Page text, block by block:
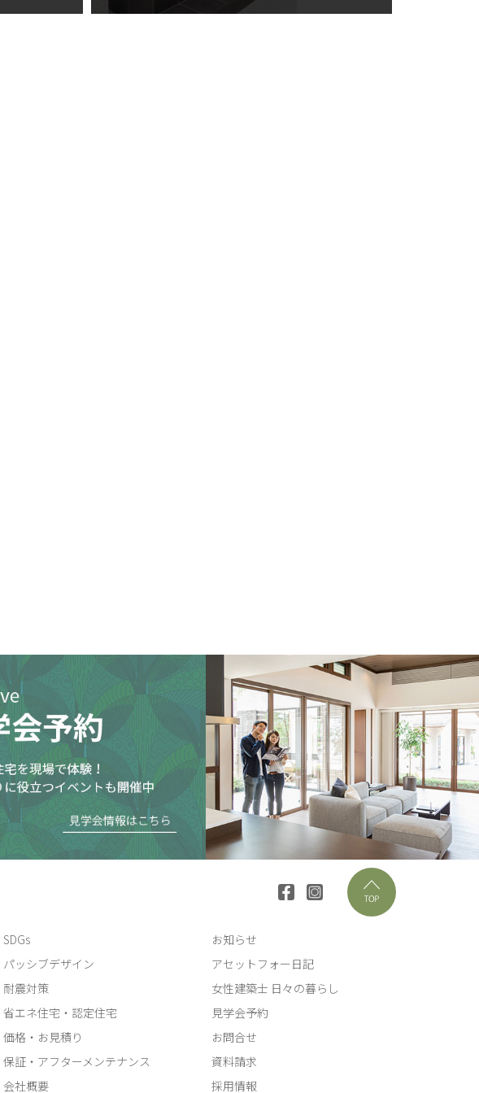
SDGs
パッシブデザイン
耐震対策
省エネ住宅・認定住宅
価格・お見積り
保証・アフターメンテナンス
会社概要
お知らせ
アセットフォー日記
女性建築士 日々の暮らし
見学会予約
お問合せ
資料請求
採用情報